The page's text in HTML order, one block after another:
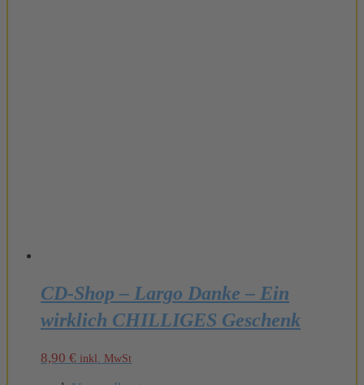
CD-Shop – Largo Danke – Ein
wirklich CHILLIGES Geschenk
8,90 € inkl. MwSt